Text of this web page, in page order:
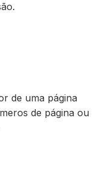
de uma página
de página ou